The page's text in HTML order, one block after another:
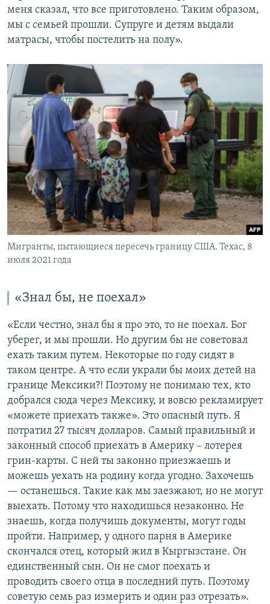
меня сказал, что все приготовлено. Таким образом,
мы с семьей прошли. Супруге и детям выдали
матрасы, чтобы постелить на полу».
Мигранты, пытающиеся пересечь границу США. Техас, 8
июля 2021 года
«Знал бы, не поехал»
«Если честно, знал бы я про это, то не поехал. Бог
уберег, и мы прошли. Но другим бы не советовал
ехать таким путем. Некоторые по году сидят в
таком центре. А что если украли бы моих детей на
границе Мексики?! Поэтому не понимаю тех, кто
добрался сюда через Мексику, и вовсю рекламирует
«можете приехать также». Это опасный путь. Я
потратил 27 тысяч долларов. Самый правильный и
законный способ приехать в Америку – лотерея
грин-карты. С ней ты законно приезжаешь и
можешь уехать на родину когда угодно. Захочешь
— останешься. Такие как мы заезжают, но не могут
выехать. Потому что находишься незаконно. Не
знаешь, когда получишь документы, могут годы
пройти. Например, у одного парня в Америке
скончался отец, который жил в Кыргызстане. Он
единственный сын. Он не смог поехать и
проводить своего отца в последний путь. Поэтому
советую семь раз измерить и один раз отрезать».